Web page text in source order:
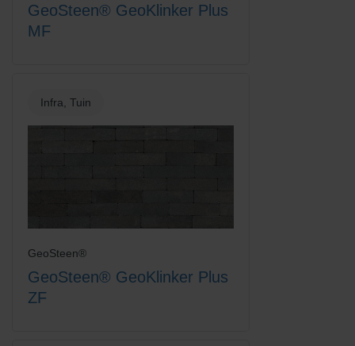
GeoSteen® GeoKlinker Plus
MF
Infra, Tuin
GeoSteen®
GeoSteen® GeoKlinker Plus
ZF